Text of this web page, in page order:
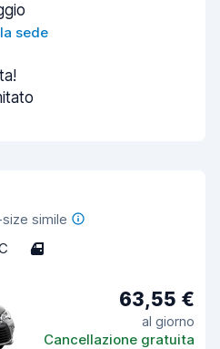
sede
simile
4
63,55 €
al giorno
Cancellazione gratuita